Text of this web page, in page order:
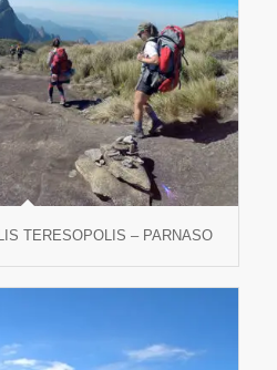
TERESOPOLIS – PARNASO